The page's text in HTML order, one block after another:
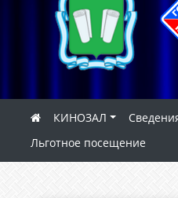
КИНОЗАЛ
Льготное посещение